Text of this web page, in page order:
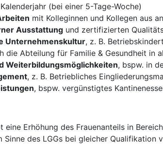
(bei einer 5-Tage-Woche)
mit Kolleginnen und Kollegen aus
Ausstattung und zertifizierten
Unternehmenskultur, z. B.
die Abteilung für Familie & Gesundheit in
Weiterbildungsmöglichkeiten, bspw. in
, z. B. Betriebliches
, bspw. vergünstigtes
eine Erhöhung des Frauenanteils in
des LGGs bei gleicher Qualifikation